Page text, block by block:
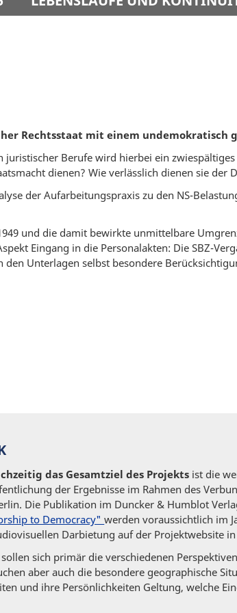
Rechtsstaat mit einem undemokratisch
Berufe wird hierbei ein
dienen? Wie verlässlich dienen sie der
der Aufarbeitungspraxis zu den NS-
und die damit bewirkte unmittelbare
Eingang in die Personalakten: Die SBZ-
den Unterlagen selbst besondere
das Gesamtziel des Projekts ist die
der Ergebnisse im Rahmen des
Die Publikation im Duncker & Humblot
to Democracy"werden voraussichtlich im
Darbietung auf der Projektwebsite
sollen sich primär die verschiedenen
aber auch die besondere geographische
und ihre Persönlichkeiten Geltung, welche